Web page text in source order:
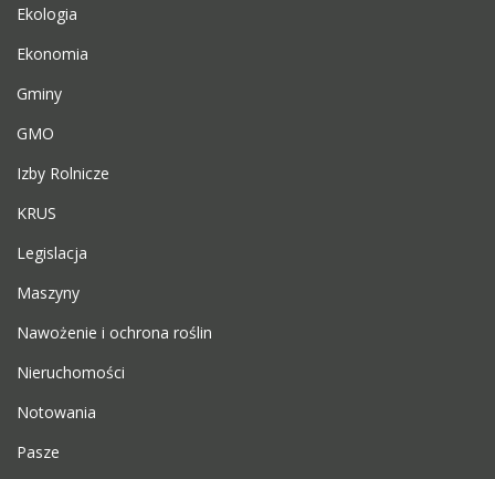
Ekologia
Ekonomia
Gminy
GMO
Izby Rolnicze
KRUS
Legislacja
Maszyny
Nawożenie i ochrona roślin
Nieruchomości
Notowania
Pasze